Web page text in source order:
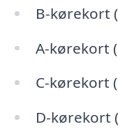
B-kørekort
A-kørekort
C-kørekort
D-kørekort